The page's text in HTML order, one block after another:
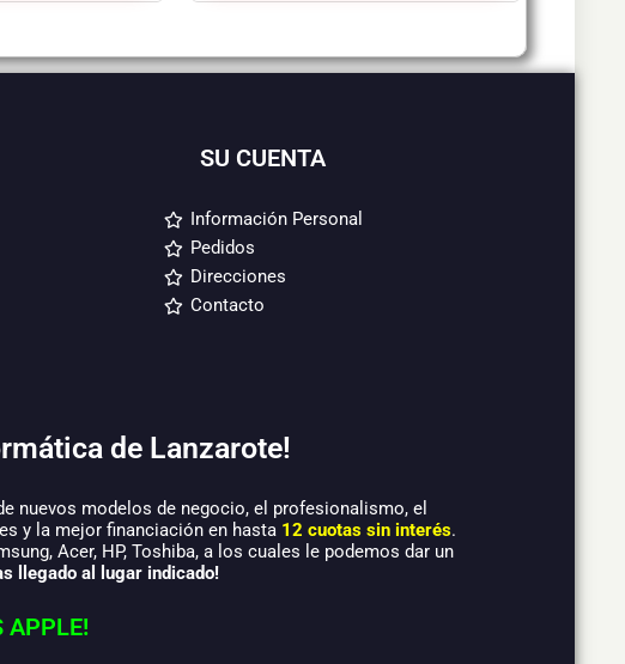
SU CUENTA
Información Personal
Pedidos
Direcciones
Contacto
de Lanzarote!
nuevos modelos de negocio, el profesionalismo, el
y la mejor financiación en hasta 12 cuotas sin interés.
Acer, HP, Toshiba, a los cuales le podemos dar un
llegado al lugar indicado!
APPLE!